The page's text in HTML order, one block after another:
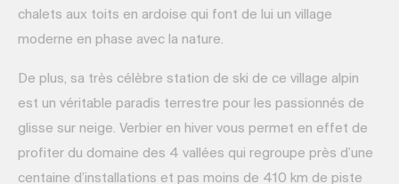
chalets aux toits en ardoise qui font de lui un village
moderne en phase avec la nature.
De plus, sa très célèbre station de ski de ce village alpin
est un véritable paradis terrestre pour les passionnés de
glisse sur neige. Verbier en hiver vous permet en effet de
profiter du domaine des 4 vallées qui regroupe près d’une
centaine d’installations et pas moins de 410 km de piste